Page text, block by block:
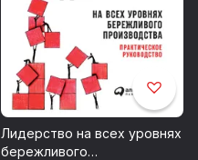
Лидерство на всех уровнях
бережливого